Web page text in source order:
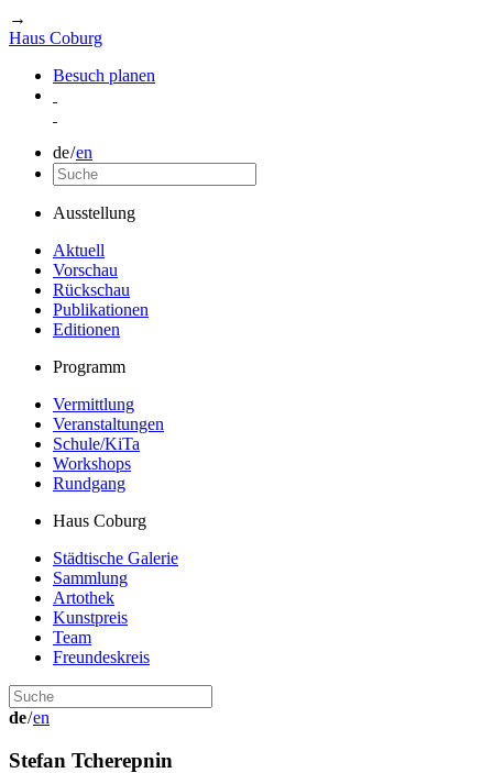
→
Haus Coburg
Besuch planen
de/en
Ausstellung
Aktuell
Vorschau
Rückschau
Publikationen
Editionen
Programm
Vermittlung
Veranstaltungen
Schule/KiTa
Workshops
Rundgang
Haus Coburg
Städtische Galerie
Sammlung
Artothek
Kunstpreis
Team
Freundeskreis
de/en
Stefan Tcherepnin